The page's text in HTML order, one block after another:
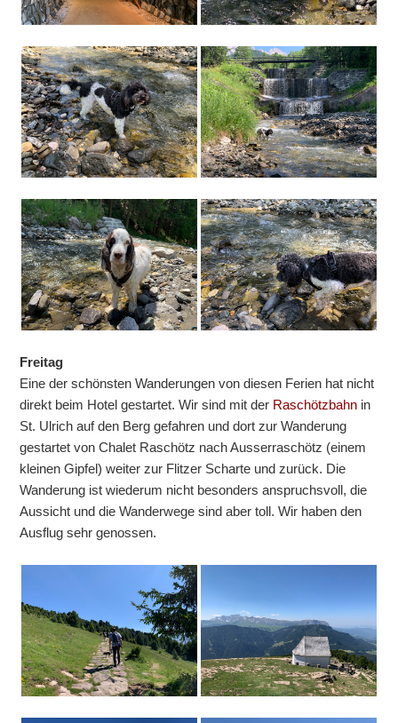
Freitag
Eine der schönsten Wanderungen von diesen Ferien hat nicht
direkt beim Hotel gestartet. Wir sind mit der Raschötzbahn in
St. Ulrich auf den Berg gefahren und dort zur Wanderung
gestartet von Chalet Raschötz nach Ausserraschötz (einem
kleinen Gipfel) weiter zur Flitzer Scharte und zurück. Die
Wanderung ist wiederum nicht besonders anspruchsvoll, die
Aussicht und die Wanderwege sind aber toll. Wir haben den
Ausflug sehr genossen.